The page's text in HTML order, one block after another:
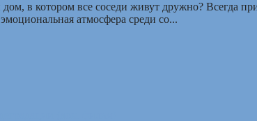
в котором все соседи живут дружно? Всегда
атмосфера среди со...